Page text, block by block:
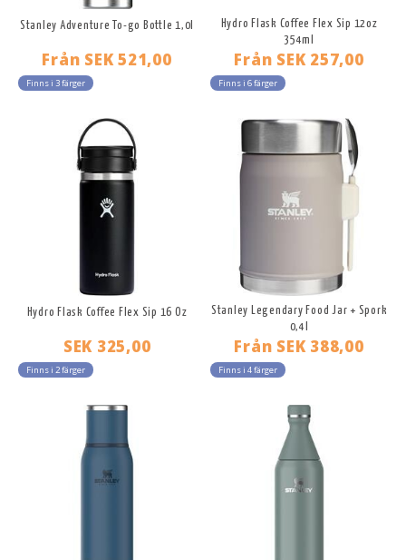
Stanley Adventure To-go Bottle 1,0l
Från SEK 521,00
Finns i 3 färger
Hydro Flask Coffee Flex Sip 12oz
354ml
Från SEK 257,00
Finns i 6 färger
Hydro Flask Coffee Flex Sip 16 Oz
SEK 325,00
Finns i 2 färger
Stanley Legendary Food Jar + Spork
0,4l
Från SEK 388,00
Finns i 4 färger